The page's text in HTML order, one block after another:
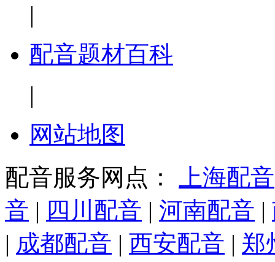
|
配音题材百科
|
网站地图
配音服务网点：
上海配音
音 | 四川配音 | 河南配音 |
| 成都配音 | 西安配音 | 郑